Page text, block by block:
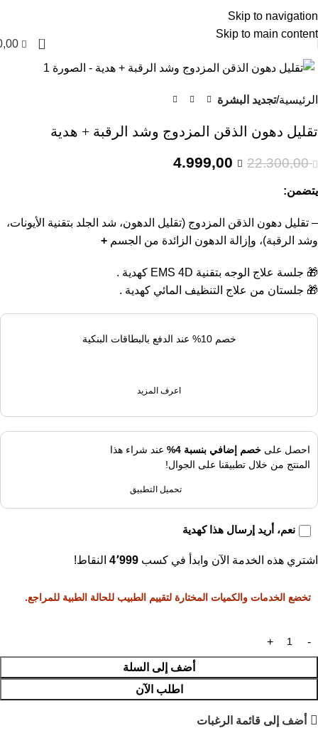
Skip to navigation
Skip to main content
العربية
0
الرئيسية تجديد البشرة
تقليل دهون الذقن المزدوج وشد الرقبة + هدية
22.300,00
4.999,00
يتضمن:
– تقليل دهون الذقن المزدوج (تقليل الدهون، شد الجلد بتقنية الأيونات،
وشد الرقبة)، وإزالة الدهون الزائدة من الجسم +
🎁 جلسة علاج الوجه بتقنية EMS 4D كهدية .
🎁 جلستان من علاج التنظيف المائي كهدية .
خصم 10% عند الدفع بالبطاقات البنكية
اعرف المزيد
احصل على خصم إضافي بنسبة 4%
عند شراء هذا
المنتج من خلال تطبيقنا على الجوال!
تحميل التطبيق
نعم، أريد إرسال هذا كهدية
اشتري هذه الخدمة الآن وابدأ في كسب 4٬999 النقاط!
أضف إلى السلة
اطلب الآن
تخضع الخدمات والكميات المختارة لتقييم الطبيب للحالة الطبية للمراجع.
أضف إلى قائمة الرغبات